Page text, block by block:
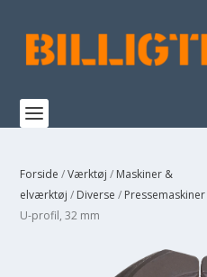
Forside /Værktøj / Maskiner &
elværktøj / Diverse / Pressemaskiner
U-profil, 32 mm